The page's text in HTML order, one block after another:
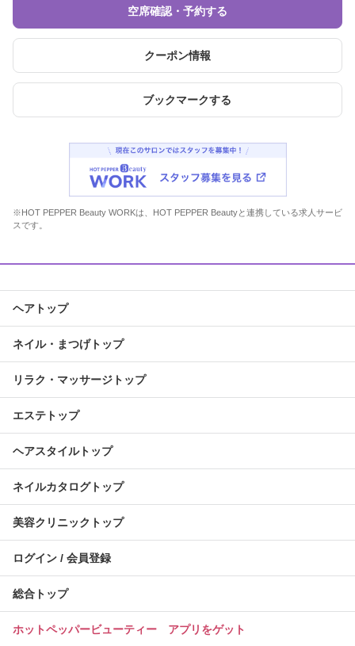
空席確認・予約する
クーポン情報
ブックマークする
※HOT PEPPER Beauty WORKは、HOT PEPPER Beautyと連携している求人サービ
スです。
ヘアトップ
ネイル・まつげトップ
リラク・マッサージトップ
エステトップ
ヘアスタイルトップ
ネイルカタログトップ
美容クリニックトップ
ログイン / 会員登録
総合トップ
ホットペッパービューティー アプリをゲット